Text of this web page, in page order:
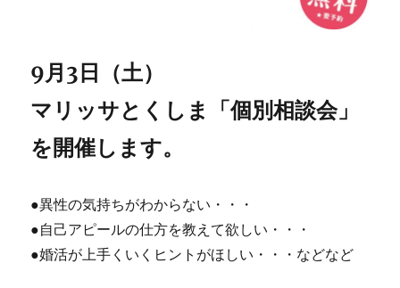
9月3日（土）
マリッサとくしま「個別相談会」
を開催します。
●異性の気持ちがわからない・・・
●自己アピールの仕方を教えて欲しい・・・
●婚活が上手くいくヒントがほしい・・・などなど